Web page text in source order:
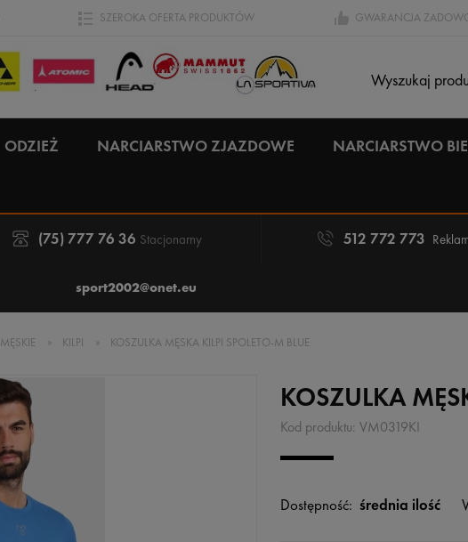
SZEROKA OFERTA PRODUKTÓW GWARANCJA
ODZIEŻ NARCIARSTWO ZJAZDOWE NARCIARSTWO
(75) 777 76 36 Stacjonarny 512 772 773
sport2002@onet.eu
MĘSKIE » KILPI » KOSZULKA MĘSKA KILPI SPOLETO-M BLUE
KOSZULKA
Kod produktu: VM0319KI
Dostępność: średnia ilość